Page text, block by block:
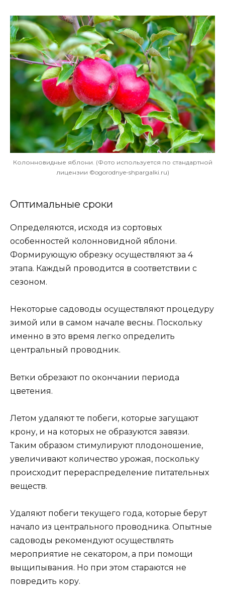
Колонновидные яблони. (Фото используется по стандартной
лицензии ©ogorodnye-shpargalki.ru)
Оптимальные сроки
Определяются, исходя из сортовых
особенностей колонновидной яблони.
Формирующую обрезку осуществляют за 4
этапа. Каждый проводится в соответствии с
сезоном.
Некоторые садоводы осуществляют процедуру
зимой или в самом начале весны. Поскольку
именно в это время легко определить
центральный проводник.
Ветки обрезают по окончании периода
цветения.
Летом удаляют те побеги, которые загущают
крону, и на которых не образуются завязи.
Таким образом стимулируют плодоношение,
увеличивают количество урожая, поскольку
происходит перераспределение питательных
веществ.
Удаляют побеги текущего года, которые берут
начало из центрального проводника. Опытные
садоводы рекомендуют осуществлять
мероприятие не секатором, а при помощи
выщипывания. Но при этом стараются не
повредить кору.